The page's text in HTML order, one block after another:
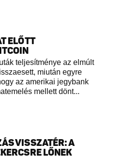
ELŐTT
teljesítménye az elmúlt
miután egyre
az amerikai jegybank
mellett dönt...
VISSZATÉR: A
LŐNEK